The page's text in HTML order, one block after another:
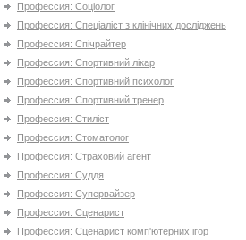
Профессия: Соціолог
Профессия: Спеціаліст з клінічних досліджень
Профессия: Спічрайтер
Профессия: Спортивний лікар
Профессия: Спортивний психолог
Профессия: Спортивний тренер
Профессия: Стиліст
Профессия: Стоматолог
Профессия: Страховий агент
Профессия: Суддя
Профессия: Супервайзер
Профессия: Сценарист
Профессия: Сценарист комп'ютерних ігор